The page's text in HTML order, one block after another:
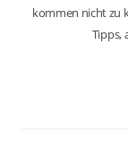
kommen nicht zu
Tipps,